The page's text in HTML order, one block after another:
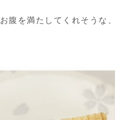
腹を満たしてくれそうな